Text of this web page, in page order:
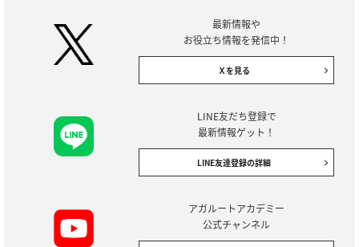
最新情報や
お役立ち情報を発信中！
Ｘを見る
LINE友だち登録で
最新情報ゲット！
LINE友達登録の詳細
アガルートアカデミー
公式チャンネル